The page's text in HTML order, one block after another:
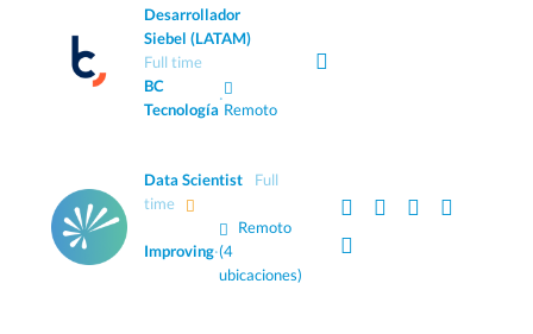
Desarrollador
Siebel (LATAM)
Full time
BC
Tecnología
·
Remoto
Data Scientist
Full
time
Improving·
Remoto
(4
ubicaciones)